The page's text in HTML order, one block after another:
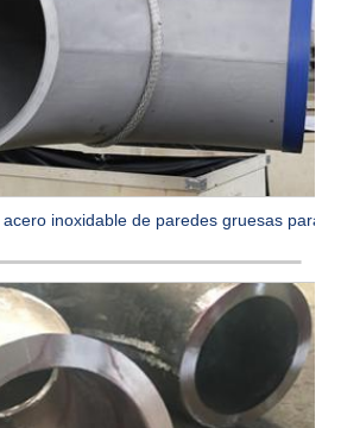
acero inoxidable de paredes gruesas para